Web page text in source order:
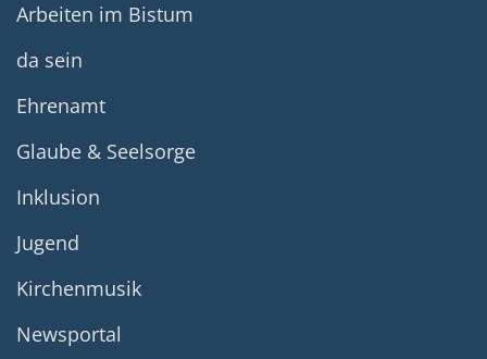
Arbeiten im Bistum
da sein
Ehrenamt
Glaube & Seelsorge
Inklusion
Jugend
Kirchenmusik
Newsportal